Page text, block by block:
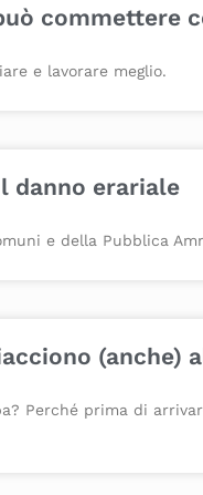
commettere
e lavorare meglio.
danno erariale
e della Pubblica
(anche)
Perché prima di